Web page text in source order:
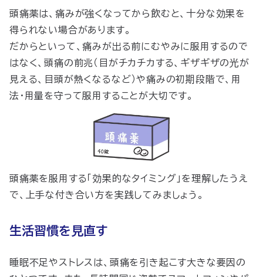
頭痛薬は、痛みが強くなってから飲むと、十分な効果を
得られない場合があります。
だからといって、痛みが出る前にむやみに服用するので
はなく、頭痛の前兆（目がチカチカする、ギザギザの光が
見える、目頭が熱くなるなど）や痛みの初期段階で、用
法・用量を守って服用することが大切です。
頭痛薬を服用する「効果的なタイミング」を理解したうえ
で、上手な付き合い方を実践してみましょう。
生活習慣を見直す
睡眠不足やストレスは、頭痛を引き起こす大きな要因の